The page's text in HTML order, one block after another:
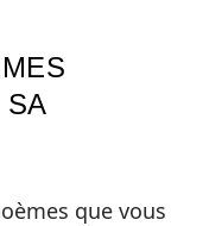
SA
que vous